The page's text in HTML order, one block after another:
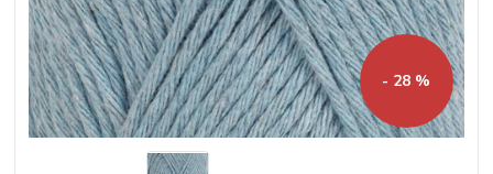
- 28 %